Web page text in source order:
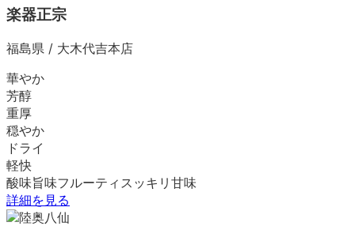
楽器正宗
福島県 / 大木代吉本店
華やか
芳醇
重厚
穏やか
ドライ
軽快
酸味旨味フルーティ スッキリ 甘味
詳細を見る